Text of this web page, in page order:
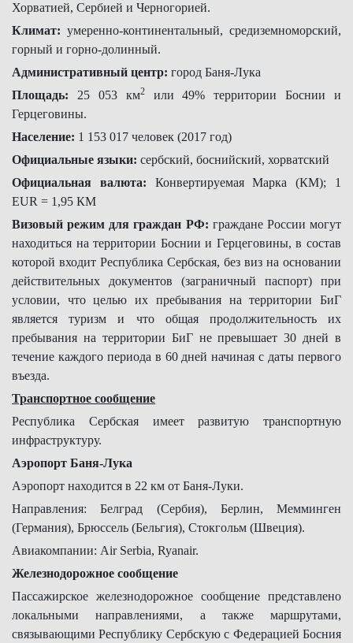
Хорватией, Сербией и Черногорией.
Климат: умеренно-континентальный, средиземноморский,
горный и горно-долинный.
Административный центр: город Баня-Лука
Площадь: 25 053 км2или 49% территории Боснии и
Герцеговины.
Население: 1 153 017 человек (2017 год)
Официальные языки: сербский, боснийский, хорватский
Официальная валюта: Конвертируемая Марка (КМ); 1
EUR = 1,95 КМ
Визовый режим для граждан РФ: граждане России могут
находиться на территории Боснии и Герцеговины, в состав
которой входит Республика Сербская, без виз на основании
действительных документов (заграничный паспорт) при
условии, что целью их пребывания на территории БиГ
является туризм и что общая продолжительность их
пребывания на территории БиГ не превышает 30 дней в
течение каждого периода в 60 дней начиная с даты первого
въезда.
Транспортное сообщение
Республика Сербская имеет развитую транспортную
инфраструктуру.
Аэропорт Баня-Лука
Аэропорт находится в 22 км от Баня-Луки.
Направления: Белград (Сербия), Берлин, Мемминген
(Германия), Брюссель (Бельгия), Стокгольм (Швеция).
Авиакомпании: Air Serbia, Ryanair.
Железнодорожное сообщение
Пассажирское железнодорожное сообщение представлено
локальными направлениями, а также маршрутами,
связывающими Республику Сербскую с Федерацией Босния